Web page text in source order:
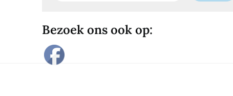
Bezoek ons ook op: